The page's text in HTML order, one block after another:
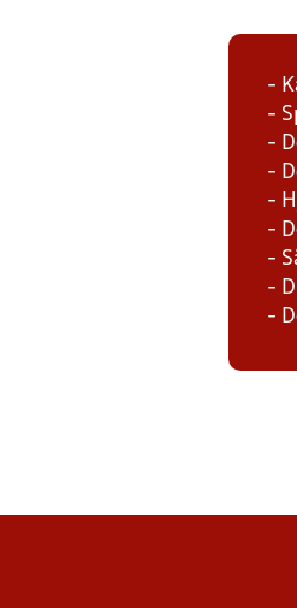
-
-
-
-
-
-
-
-
-